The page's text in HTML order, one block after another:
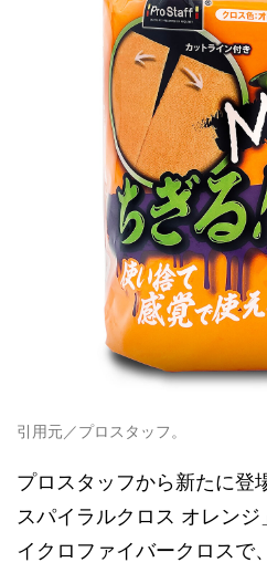
引用元／プロスタッフ。
プロスタッフから新たに登
スパイラルクロス オレン
イクロファイバークロスで